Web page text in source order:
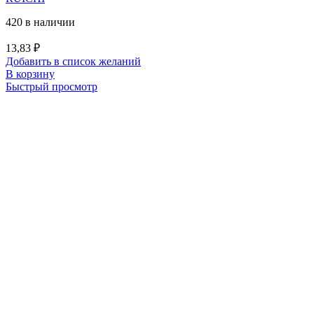
420 в наличии
13,83 ₽
Добавить в список желаний
В корзину
Быстрый просмотр